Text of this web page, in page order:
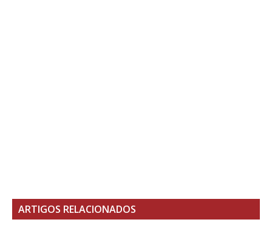
ARTIGOS RELACIONADOS